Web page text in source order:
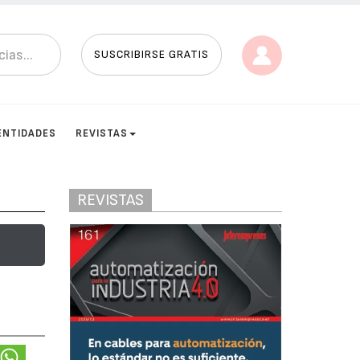
SUSCRIBIRSE GRATIS
REVISTAS
REVISTAS